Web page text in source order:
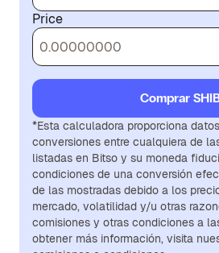
Price
Comprar
*Esta calculadora proporciona
conversiones entre cualquiera de
listadas en Bitso y su moneda
condiciones de una conversión
de las mostradas debido a los
mercado, volatilidad y/u otras
comisiones y otras condiciones a
obtener más información, visita